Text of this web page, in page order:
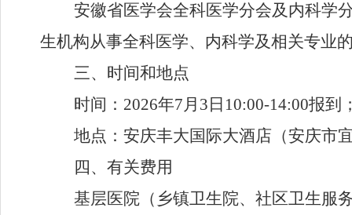
安徽省医学会全科医学分会及内科学
生机构从事全科医学、 内科学及相关专业
三、 时间和地点
时间： 2026年7月 3 日 10:00-14:00报到
地点：安庆丰大国际大酒店（安庆市
四、有关费用
基层医院（乡镇卫生院、社区卫生服